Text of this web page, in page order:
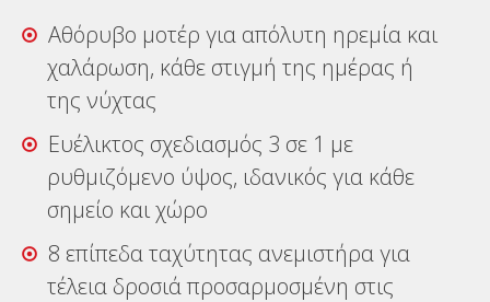
Αθόρυβο μοτέρ για απόλυτη ηρεμία και
χαλάρωση, κάθε στιγμή της ημέρας ή
της νύχτας
Ευέλικτος σχεδιασμός 3 σε 1 με
ρυθμιζόμενο ύψος, ιδανικός για κάθε
σημείο και χώρο
8 επίπεδα ταχύτητας ανεμιστήρα για
τέλεια δροσιά προσαρμοσμένη στις